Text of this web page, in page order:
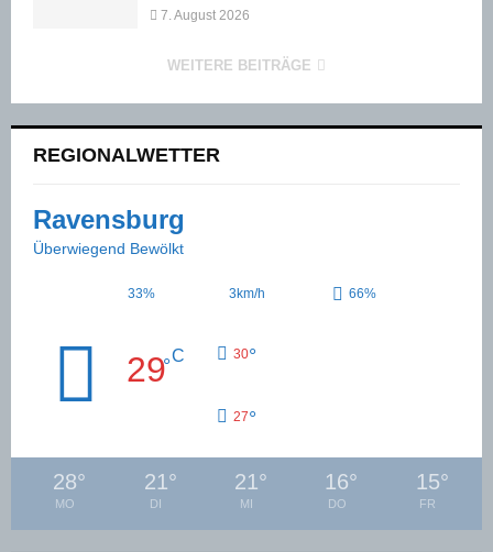
7. August 2026
WEITERE BEITRÄGE
REGIONALWETTER
Ravensburg
Überwiegend Bewölkt
33% 3km/h 66%
29°C 30°
27°
28°
MO
21°
DI
21°
MI
16°
DO
15°
FR